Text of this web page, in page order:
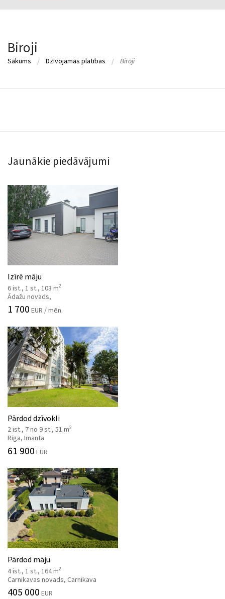
Biroji
Sākums Dzīvojamās platības Biroji
Jaunākie piedāvājumi
Izīrē māju
6 ist., 1 st., 103 m2
Ādažu novads,
1 700 EUR / mēn.
Pārdod dzīvokli
2 ist., 7 no 9 st., 51 m2
Rīga, Imanta
61 900 EUR
Pārdod māju
4 ist., 1 st., 164 m2
Carnikavas novads, Carnikava
405 000 EUR